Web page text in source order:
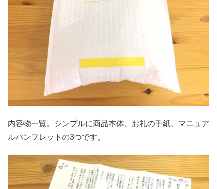
内容物一覧。シンプルに商品本体、お礼の手紙、マニュア
ルパンフレットの3つです。